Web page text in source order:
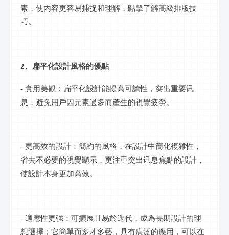
素，使內容更容易捕捉和理解，點擊了解高級排版技
巧。
2、扁平化設計風格的優點
- 實用美觀：扁平化設計能提高可讀性，突出重要讯
息 ，避免用戶因元素過多而產生的視覺疲勞。
- 更高效的設計：簡約的風格，在設計中簡化複雜性，
省去不必要的視覺顯示，更注重突出讯息焦點的設計，
使設計本身更加高效。
- 適應性更強：可擴展且易於迭代，成為長期設計的理
想選擇；它簡單而多才多藝，具有廣泛的應用，可以在